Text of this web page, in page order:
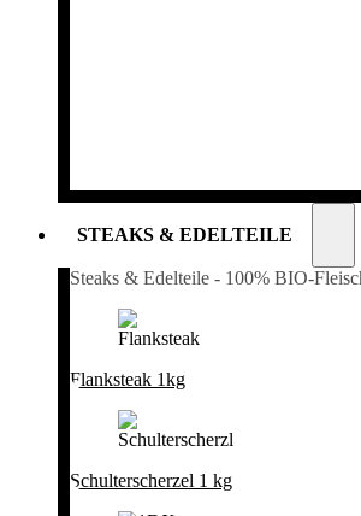
STEAKS & EDELTEILE
Steaks & Edelteile - 100% BIO-
Flanksteak 1kg
Schulterscherzel 1 kg